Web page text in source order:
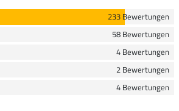
233 Bewertungen
58 Bewertungen
4 Bewertungen
2 Bewertungen
4 Bewertungen